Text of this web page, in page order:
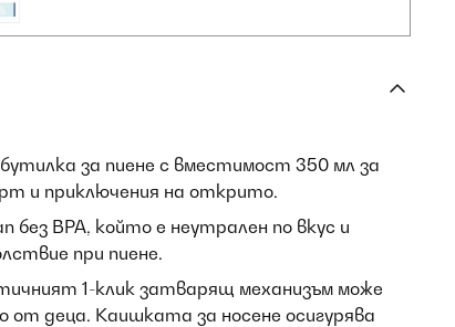
за пиене с вместимост 350 мл за
и приключения на открито.
без BPA, който е неутрален по вкус и
при пиене.
1-клик затварящ механизъм може
от деца. Каишката за носене осигурява